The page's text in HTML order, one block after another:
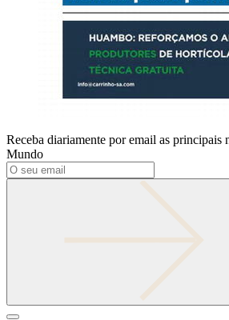
Receba diariamente por email as principais
Mundo